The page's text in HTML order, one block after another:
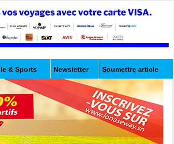
& Sports Newsletter Soumettre article